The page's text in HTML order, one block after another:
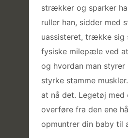
strækker og sparker
ruller han, sidder med
uassisteret, trække sig
fysiske milepæle ved
og hvordan man
styrke stamme
at nå det. Legetøj
overføre fra den ene
opmuntrer din baby til